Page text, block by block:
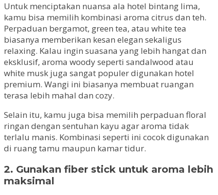
Untuk menciptakan nuansa ala hotel bintang lima,
kamu bisa memilih kombinasi aroma citrus dan teh.
Perpaduan bergamot, green tea, atau white tea
biasanya memberikan kesan elegan sekaligus
relaxing. Kalau ingin suasana yang lebih hangat dan
eksklusif, aroma woody seperti sandalwood atau
white musk juga sangat populer digunakan hotel
premium. Wangi ini biasanya membuat ruangan
terasa lebih mahal dan cozy.
Selain itu, kamu juga bisa memilih perpaduan floral
ringan dengan sentuhan kayu agar aroma tidak
terlalu manis. Kombinasi seperti ini cocok digunakan
di ruang tamu maupun kamar tidur.
2. Gunakan fiber stick untuk aroma lebih
maksimal